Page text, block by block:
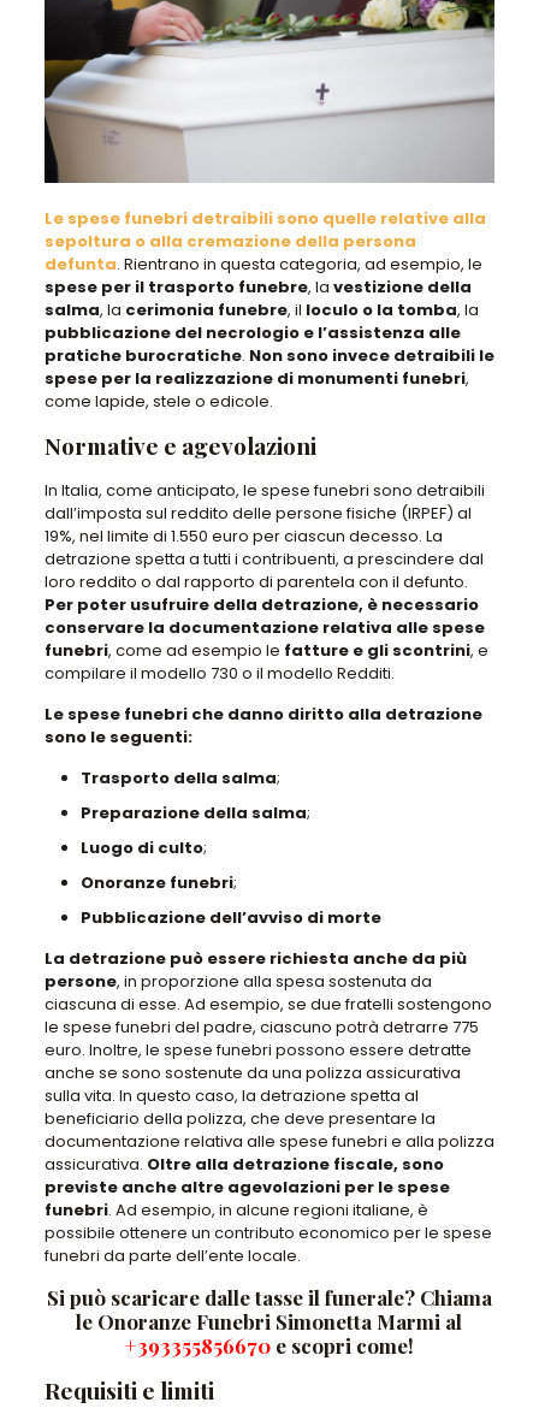
Le spese funebri detraibili sono quelle relative alla
sepoltura o alla cremazione della persona
defunta. Rientrano in questa categoria, ad esempio, le
spese per il trasporto funebre, la vestizione della
salma, la cerimonia funebre, il loculo o la tomba, la
pubblicazione del necrologio e l’assistenza alle
pratiche burocratiche. Non sono invece detraibili le
spese per la realizzazione di monumenti funebri,
come lapide, stele o edicole.
Normative e agevolazioni
In Italia, come anticipato, le spese funebri sono detraibili
dall’imposta sul reddito delle persone fisiche (IRPEF) al
19%, nel limite di 1.550 euro per ciascun decesso. La
detrazione spetta a tutti i contribuenti, a prescindere dal
loro reddito o dal rapporto di parentela con il defunto.
Per poter usufruire della detrazione, è necessario
conservare la documentazione relativa alle spese
funebri, come ad esempio le fatture e gli scontrini, e
compilare il modello 730 o il modello Redditi.
Le spese funebri che danno diritto alla detrazione
sono le seguenti:
Trasporto della salma;
Preparazione della salma;
Luogo di culto;
Onoranze funebri;
Pubblicazione dell’avviso di morte
La detrazione può essere richiesta anche da più
persone, in proporzione alla spesa sostenuta da
ciascuna di esse. Ad esempio, se due fratelli sostengono
le spese funebri del padre, ciascuno potrà detrarre 775
euro. Inoltre, le spese funebri possono essere detratte
anche se sono sostenute da una polizza assicurativa
sulla vita. In questo caso, la detrazione spetta al
beneficiario della polizza, che deve presentare la
documentazione relativa alle spese funebri e alla polizza
assicurativa. Oltre alla detrazione fiscale, sono
previste anche altre agevolazioni per le spese
funebri. Ad esempio, in alcune regioni italiane, è
possibile ottenere un contributo economico per le spese
funebri da parte dell’ente locale.
Si può scaricare dalle tasse il funerale? Chiama
le Onoranze Funebri Simonetta Marmi al
+393355856670 e scopri come!
Requisiti e limiti